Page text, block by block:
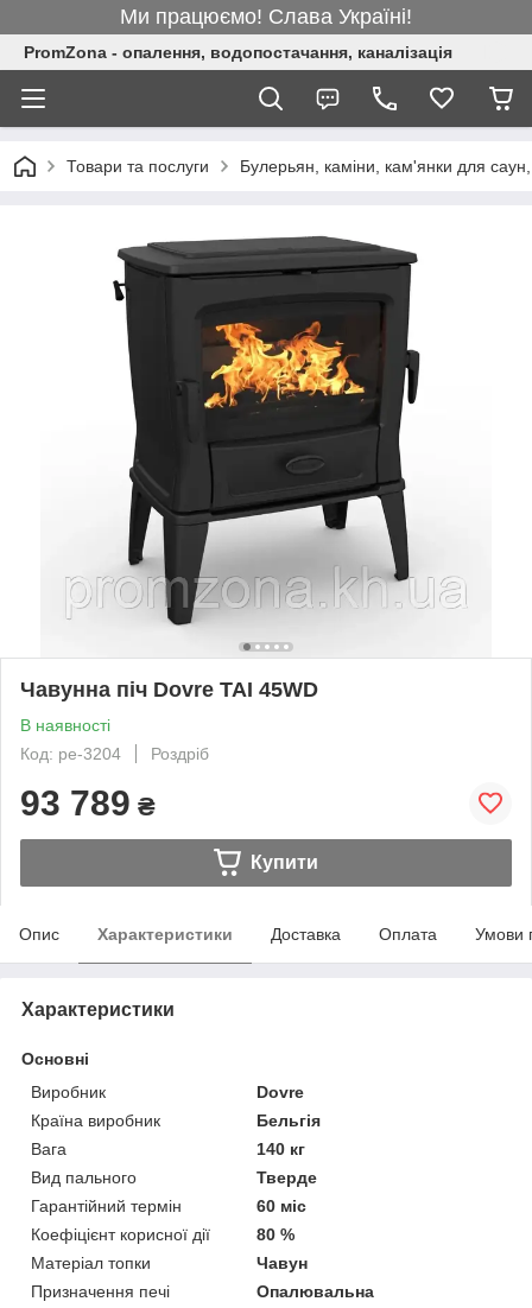
Ми працюємо! Слава Україні!
PromZona - опалення, водопостачання, каналізація
Товари та послуги Булерьян, каміни, кам'янки для саун,
Чавунна піч Dovre TAI 45WD
В наявності
Код: pe-3204
Роздріб
93 789 ₴
Купити
Опис Характеристики Доставка Оплата Умови
Характеристики
Основні
Виробник
Dovre
Країна виробник
Бельгія
Вага
140 кг
Вид пального
Тверде
Гарантійний термін
60 міс
Коефіцієнт корисної дії
80 %
Матеріал топки
Чавун
Призначення печі
Опалювальна